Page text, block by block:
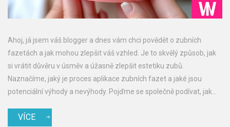
Ahoj, já jsem váš blogger a dnes vám chci povědět o zubních
fazetách a jak mohou zlepšit váš vzhled. Je to skvělý způsob, jak
si vrátit důvěru v úsměv a úžasně zlepšit estetiku zubů.
Naznačíme, jaký je proces aplikace zubních fazet a jaké jsou
potenciální výhody a nevýhody. Pojďme se společně podívat, jak
VÍCE